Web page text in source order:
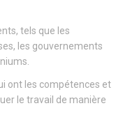
tels que les
les gouvernements
ont les compétences et
le travail de manière